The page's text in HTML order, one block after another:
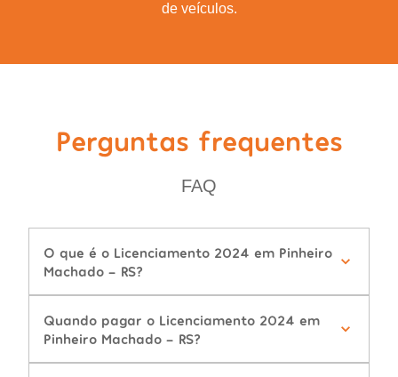
de veículos.
Perguntas frequentes
FAQ
O que é o Licenciamento 2024 em Pinheiro
Machado - RS?
Quando pagar o Licenciamento 2024 em
Pinheiro Machado - RS?